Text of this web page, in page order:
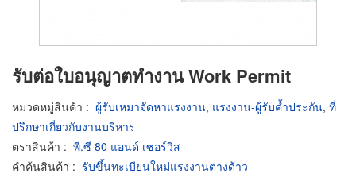
รับต่อใบอนุญาตทำงาน Work Permit
หมวดหมู่สินค้า : ผู้รับเหมาจัดหาแรงงาน, แรงงาน-ผู้รับค้ำประกัน, ที่
ปรึกษาเกี่ยวกับงานบริหาร
ตราสินค้า : พี.ซี 80 แอนด์ เซอร์วิส
คำค้นสินค้า : รับขึ้นทะเบียนใหม่แรงงานต่างด้าว